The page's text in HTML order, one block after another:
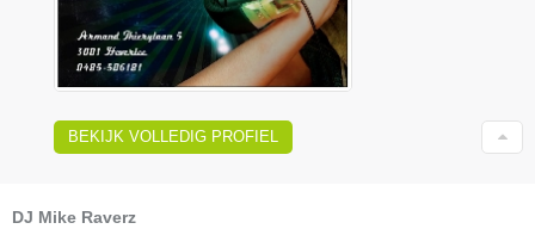
BEKIJK VOLLEDIG PROFIEL
DJ Mike Raverz